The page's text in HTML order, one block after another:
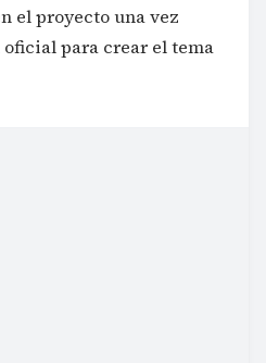
el proyecto una vez
para crear el tema